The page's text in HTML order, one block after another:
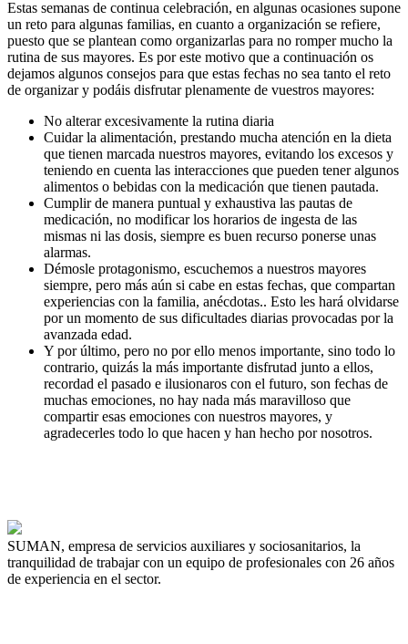
Estas semanas de continua celebración, en algunas ocasiones supone
un reto para algunas familias, en cuanto a organización se refiere,
puesto que se plantean como organizarlas para no romper mucho la
rutina de sus mayores. Es por este motivo que a continuación os
dejamos algunos consejos para que estas fechas no sea tanto el reto
de organizar y podáis disfrutar plenamente de vuestros mayores:
No alterar excesivamente la rutina diaria
Cuidar la alimentación, prestando mucha atención en la dieta
que tienen marcada nuestros mayores, evitando los excesos y
teniendo en cuenta las interacciones que pueden tener algunos
alimentos o bebidas con la medicación que tienen pautada.
Cumplir de manera puntual y exhaustiva las pautas de
medicación, no modificar los horarios de ingesta de las
mismas ni las dosis, siempre es buen recurso ponerse unas
alarmas.
Démosle protagonismo, escuchemos a nuestros mayores
siempre, pero más aún si cabe en estas fechas, que compartan
experiencias con la familia, anécdotas.. Esto les hará olvidarse
por un momento de sus dificultades diarias provocadas por la
avanzada edad.
Y por último, pero no por ello menos importante, sino todo lo
contrario, quizás la más importante disfrutad junto a ellos,
recordad el pasado e ilusionaros con el futuro, son fechas de
muchas emociones, no hay nada más maravilloso que
compartir esas emociones con nuestros mayores, y
agradecerles todo lo que hacen y han hecho por nosotros.
SUMAN, empresa de servicios auxiliares y sociosanitarios, la
tranquilidad de trabajar con un equipo de profesionales con 26 años
de experiencia en el sector.